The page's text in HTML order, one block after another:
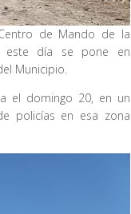
de Mando de la
este día se pone en
Municipio.
el domingo 20, en un
policías en esa zona